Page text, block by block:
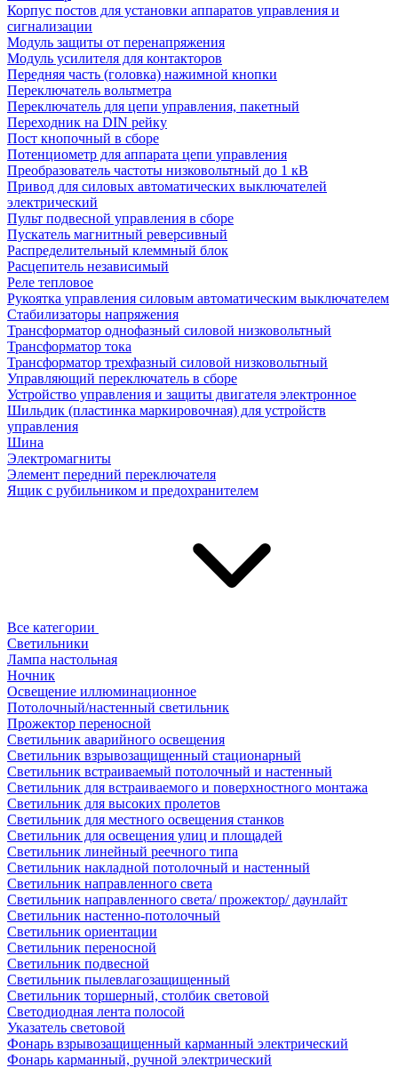
Корпус постов для установки аппаратов управления и
сигнализации
Модуль защиты от перенапряжения
Модуль усилителя для контакторов
Передняя часть (головка) нажимной кнопки
Переключатель вольтметра
Переключатель для цепи управления, пакетный
Переходник на DIN рейку
Пост кнопочный в сборе
Потенциометр для аппарата цепи управления
Преобразователь частоты низковольтный до 1 кВ
Привод для силовых автоматических выключателей
электрический
Пульт подвесной управления в сборе
Пускатель магнитный реверсивный
Распределительный клеммный блок
Расцепитель независимый
Реле тепловое
Рукоятка управления силовым автоматическим выключателем
Стабилизаторы напряжения
Трансформатор однофазный силовой низковольтный
Трансформатор тока
Трансформатор трехфазный силовой низковольтный
Управляющий переключатель в сборе
Устройство управления и защиты двигателя электронное
Шильдик (пластинка маркировочная) для устройств
управления
Шина
Электромагниты
Элемент передний переключателя
Ящик с рубильником и предохранителем
Все категории
Светильники
Лампа настольная
Ночник
Освещение иллюминационное
Потолочный/настенный светильник
Прожектор переносной
Светильник аварийного освещения
Светильник взрывозащищенный стационарный
Светильник встраиваемый потолочный и настенный
Светильник для встраиваемого и поверхностного монтажа
Светильник для высоких пролетов
Светильник для местного освещения станков
Светильник для освещения улиц и площадей
Светильник линейный реечного типа
Светильник накладной потолочный и настенный
Светильник направленного света
Светильник направленного света/ прожектор/ даунлайт
Светильник настенно-потолочный
Светильник ориентации
Светильник переносной
Светильник подвесной
Светильник пылевлагозащищенный
Светильник торшерный, столбик световой
Светодиодная лента полосой
Указатель световой
Фонарь взрывозащищенный карманный электрический
Фонарь карманный, ручной электрический